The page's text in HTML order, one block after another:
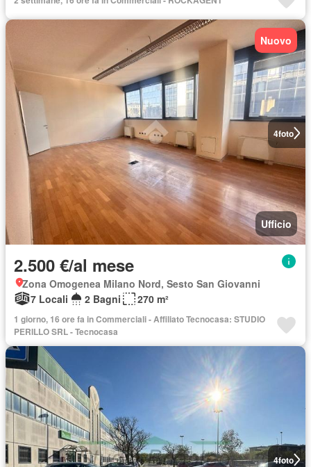
4foto
Nuovo
Ufficio
2.500 €/al mese
Zona Omogenea Milano Nord, Sesto San Giovanni
7 Locali
2 Bagni 270 m²
1 giorno, 16 ore fa in Commerciali - Affiliato Tecnocasa: STUDIO
PERILLO SRL - Tecnocasa
4foto